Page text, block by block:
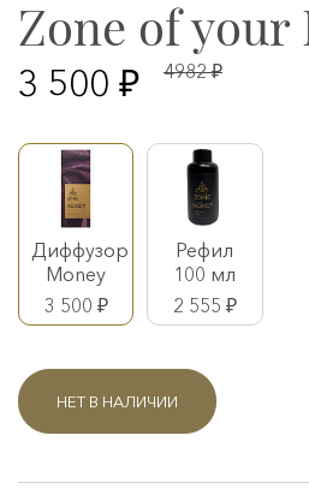
Zone of your
3 500 ₽ 4982 ₽
Диффузор
Money
3 500 ₽
Рефил
100 мл
2 555 ₽
НЕТ В НАЛИЧИИ